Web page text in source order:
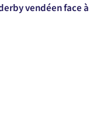
vendéen face à